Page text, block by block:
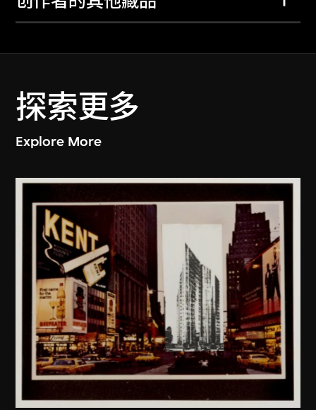
探索更多
Explore More